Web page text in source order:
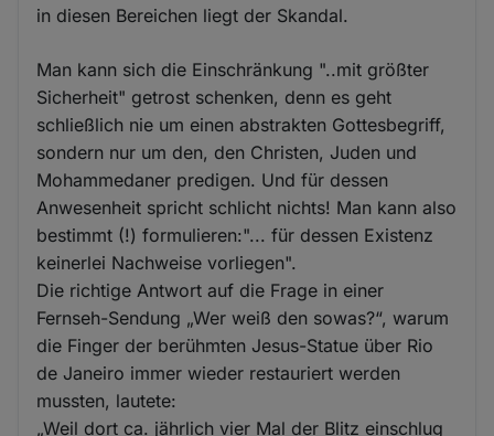
in diesen Bereichen liegt der Skandal.
Man kann sich die Einschränkung "..mit größter
Sicherheit" getrost schenken, denn es geht
schließlich nie um einen abstrakten Gottesbegriff,
sondern nur um den, den Christen, Juden und
Mohammedaner predigen. Und für dessen
Anwesenheit spricht schlicht nichts! Man kann also
bestimmt (!) formulieren:"... für dessen Existenz
keinerlei Nachweise vorliegen".
Die richtige Antwort auf die Frage in einer
Fernseh-Sendung „Wer weiß den sowas?“, warum
die Finger der berühmten Jesus-Statue über Rio
de Janeiro immer wieder restauriert werden
mussten, lautete:
„Weil dort ca. jährlich vier Mal der Blitz einschlug